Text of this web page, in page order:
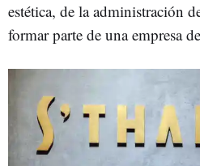
estética, de la administración
formar parte de una empresa